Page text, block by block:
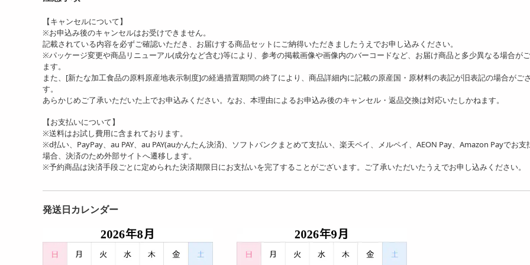
【キャンセルについて】
※お申込み後のキャンセルはお受けできません。
記載されている内容を必ずご確認いただき、お届けする商品セットにご納得いただきましたうえでお申し込みください。
※パッケージ変更や商品リニューアル(成分など含む)等により、参考の掲載画像や画像内のバーコードなど、お届け商品と多少異なる場合が
ます。
また、[新たな加工食品の原料原産地表示制度]の経過措置期間の終了により、商品詳細内に記載の原産国・原材料の表記が旧表記の場合がご
す。
あらかじめご了承いただいた上でお申込みください。なお、本理由によるお申込み後のキャンセル・返品交換は対応いたしかねます。
【お支払いについて】
※送料はお試し費用に含まれております。
※d払い、PayPay、au PAY、au PAY(auかんたん決済)、ソフトバンクまとめて支払い、楽天ペイ、メルペイ、AEON Pay、Amazon Payでお支
場合、決済のため外部サイトへ遷移します。
※予約商品は決済手段ごとに定められた決済期限日にお支払いを完了することがございます。ご了承いただいたうえでお申し込みください。
発送日カレンダー